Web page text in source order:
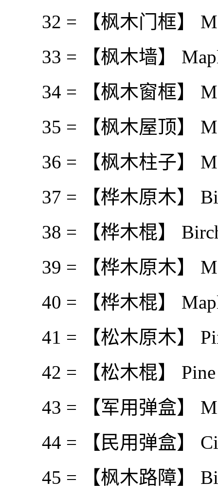
32 = 【枫木门框】
33 = 【枫木墙】
34 = 【枫木窗框】
35 = 【枫木屋顶】
36 = 【枫木柱子】
37 = 【桦木原木】
38 = 【桦木棍】
39 = 【桦木原木】
40 = 【桦木棍】
41 = 【松木原木】
42 = 【松木棍】 Pine
43 = 【军用弹盒】
44 = 【民用弹盒】
45 = 【枫木路障】